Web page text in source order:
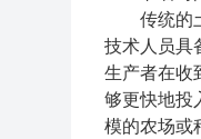
传统的土
技术人员具
生产者在收
够更快地投
模的农场或